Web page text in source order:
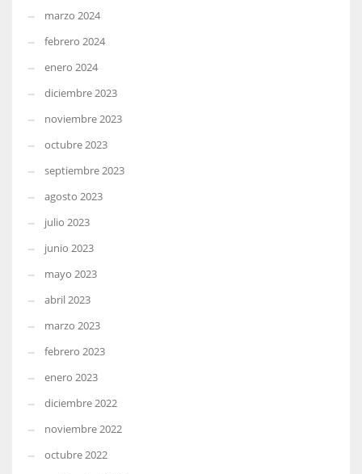
marzo 2024
febrero 2024
enero 2024
diciembre 2023
noviembre 2023
octubre 2023
septiembre 2023
agosto 2023
julio 2023
junio 2023
mayo 2023
abril 2023
marzo 2023
febrero 2023
enero 2023
diciembre 2022
noviembre 2022
octubre 2022